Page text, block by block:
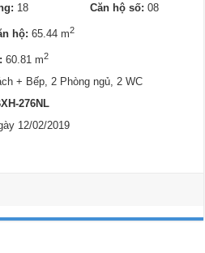
18Căn hộ số: 08
hộ:65.44 m2
60.81 m2
+ Bếp, 2 Phòng ngủ, 2 WC
276NL
12/02/2019